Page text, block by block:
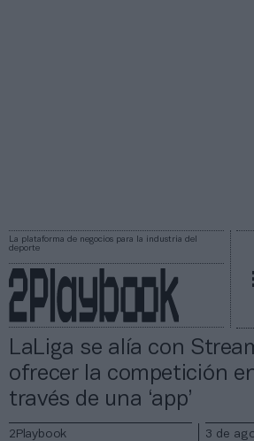
La plataforma de negocios para la industria del
deporte
LaLiga se alía con
ofrecer la competición
través de una ‘app’
2Playbook 3 de